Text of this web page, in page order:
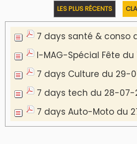
LES PLUS RÉCENTS
7 days santé & conso
I-MAG-Spécial Fête du
7 days Culture du 29-
7 days tech du 28-07-
7 days Auto-Moto du